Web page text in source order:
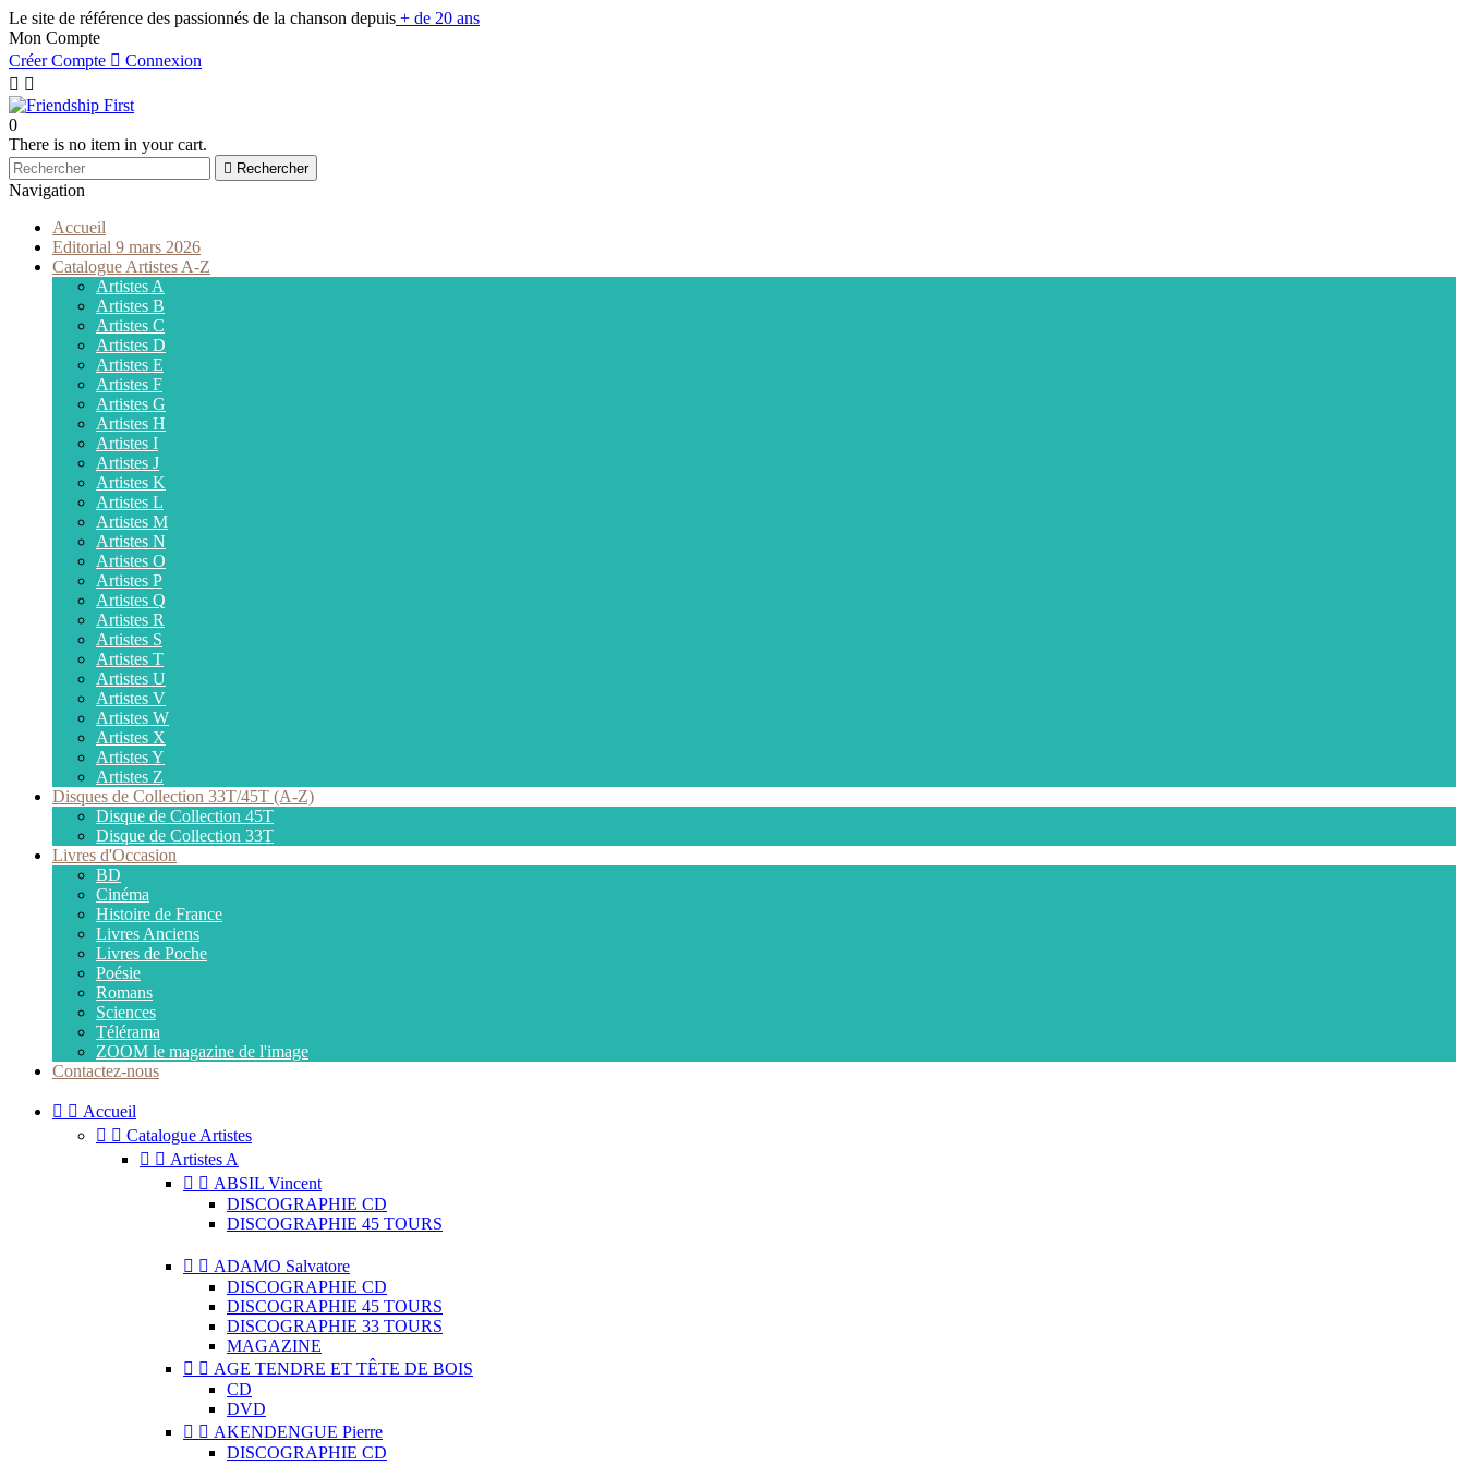
Le site de référence des passionnés de la chanson depuis + de 20 ans
Mon Compte
Créer Compte  Connexion
 
0
There is no item in your cart.
 Rechercher
Navigation
Accueil
Editorial 9 mars 2026
Catalogue Artistes A-Z
Artistes A
Artistes B
Artistes C
Artistes D
Artistes E
Artistes F
Artistes G
Artistes H
Artistes I
Artistes J
Artistes K
Artistes L
Artistes M
Artistes N
Artistes O
Artistes P
Artistes Q
Artistes R
Artistes S
Artistes T
Artistes U
Artistes V
Artistes W
Artistes X
Artistes Y
Artistes Z
Disques de Collection 33T/45T (A-Z)
Disque de Collection 45T
Disque de Collection 33T
Livres d'Occasion
BD
Cinéma
Histoire de France
Livres Anciens
Livres de Poche
Poésie
Romans
Sciences
Télérama
ZOOM le magazine de l'image
Contactez-nous
  Accueil
  Catalogue Artistes
  Artistes A
  ABSIL Vincent
DISCOGRAPHIE CD
DISCOGRAPHIE 45 TOURS
  ADAMO Salvatore
DISCOGRAPHIE CD
DISCOGRAPHIE 45 TOURS
DISCOGRAPHIE 33 TOURS
MAGAZINE
  AGE TENDRE ET TÊTE DE BOIS
CD
DVD
  AKENDENGUE Pierre
DISCOGRAPHIE CD